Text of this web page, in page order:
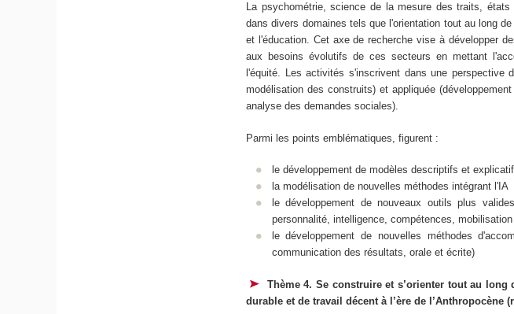
La psychométrie, science de la mesure des traits,
dans divers domaines tels que l'orientation tout au long
et l'éducation. Cet axe de recherche vise à développer
aux besoins évolutifs de ces secteurs en mettant
l'équité. Les activités s'inscrivent dans une perspective
modélisation des construits) et appliquée
analyse des demandes sociales).
Parmi les points emblématiques, figurent :
le développement de modèles descriptifs et
la modélisation de nouvelles méthodes intégrant l'IA
le développement de nouveaux outils plus
personnalité, intelligence, compétences,
le développement de nouvelles méthodes
communication des résultats, orale et écrite)
Thème 4. Se construire et s’orienter tout au
durable et de travail décent à l’ère de l’Anthropocène